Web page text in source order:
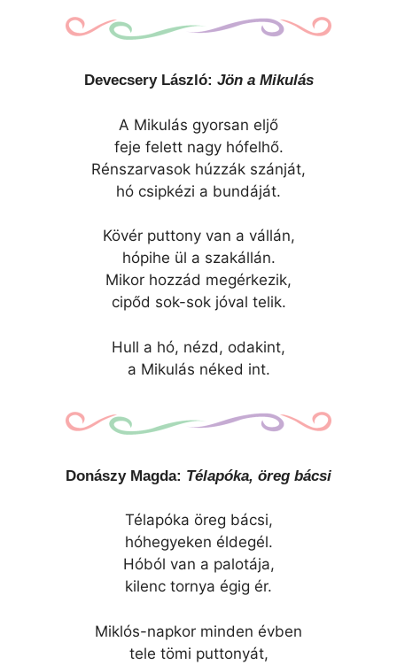
Devecsery László: Jön a Mikulás
A Mikulás gyorsan eljő
feje felett nagy hófelhő.
Rénszarvasok húzzák szánját,
hó csipkézi a bundáját.
Kövér puttony van a vállán,
hópihe ül a szakállán.
Mikor hozzád megérkezik,
cipőd sok-sok jóval telik.
Hull a hó, nézd, odakint,
a Mikulás néked int.
Donászy Magda: Télapóka, öreg bácsi
Télapóka öreg bácsi,
hóhegyeken éldegél.
Hóból van a palotája,
kilenc tornya égig ér.
Miklós-napkor minden évben
tele tömi puttonyát,